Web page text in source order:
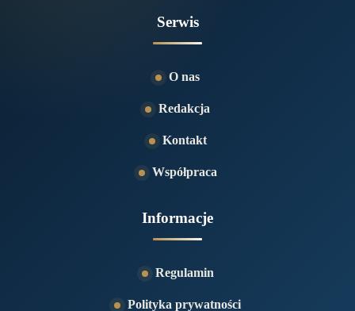
Serwis
O nas
Redakcja
Kontakt
Współpraca
Informacje
Regulamin
Polityka prywatności